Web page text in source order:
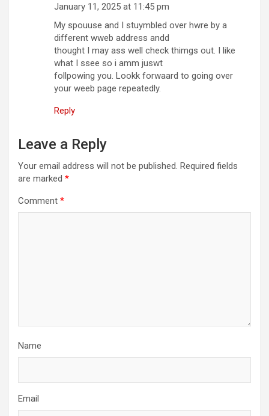
January 11, 2025 at 11:45 pm
My spouuse and I stuymbled over hwre by a
different wweb address andd
thought I may ass well check thimgs out. I like
what I ssee so i amm juswt
follpowing you. Lookk forwaard to going over
your weeb page repeatedly.
Reply
Leave a Reply
Your email address will not be published. Required fields
are marked *
Comment *
Name
Email